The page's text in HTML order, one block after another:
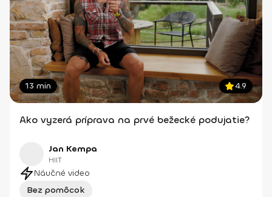
13 min 4.9
Ako vyzerá príprava na prvé bežecké podujatie?
Jan Kempa
HIIT
Náučné video
Bez pomôcok